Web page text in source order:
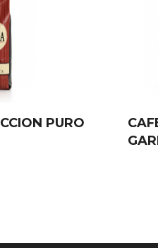
PURO